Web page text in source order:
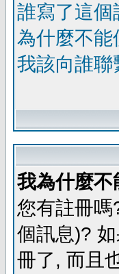
誰寫了這個
為什麼不能
我該向誰聯
我為什麼不
您有註冊
個訊息)?
冊了, 而且